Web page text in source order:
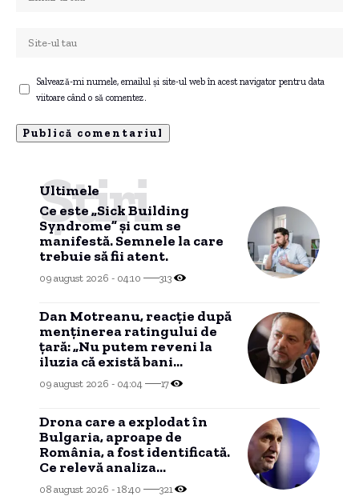
Salvează-mi numele, emailul și site-ul web în acest navigator pentru data
viitoare când o să comentez.
Ultimele
Știri
Ce este „Sick Building
Syndrome” și cum se
manifestă. Semnele la care
trebuie să fii atent.
09 august 2026 - 04:10 313
Dan Motreanu, reacție după
menținerea ratingului de
țară: „Nu putem reveni la
iluzia că există bani
nelimitați”
09 august 2026 - 04:04 17
Drona care a explodat în
Bulgaria, aproape de
România, a fost identificată.
Ce relevă analiza
preliminară a epavei
08 august 2026 - 18:40 321